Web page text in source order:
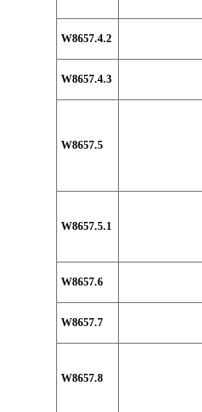
W8657.4.2
W8657.4.3
W8657.5
W8657.5.1
W8657.6
W8657.7
W8657.8